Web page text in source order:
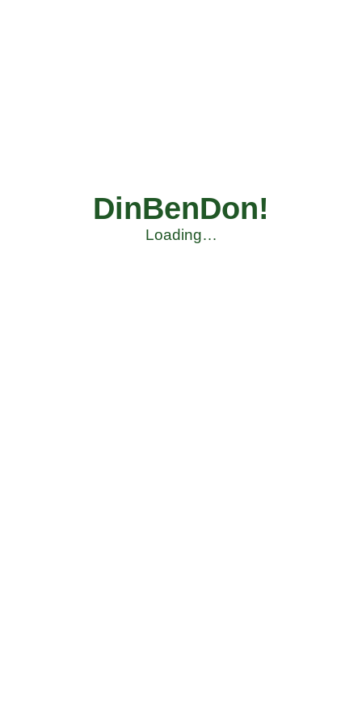
DinBenDon!
Loading…